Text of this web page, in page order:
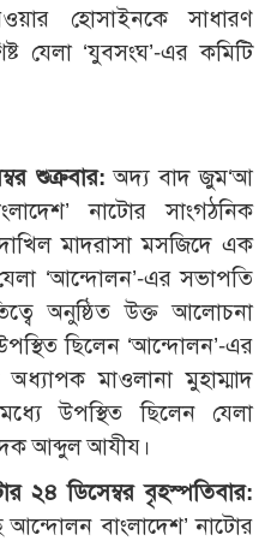
হোসাইনকে সাধারণ
যেলা ‘যুবসংঘ’-এর কমিটি
শুক্রবার: অদ্য বাদ জুম‘আ
নাটোর সাংগঠনিক
মাদরাসা মসজিদে এক
‘আন্দোলন’-এর সভাপতি
অনুষ্ঠিত উক্ত আলোচনা
ছিলেন ‘আন্দোলন’-এর
অধ্যাপক মাওলানা মুহাম্মাদ
উপস্থিত ছিলেন যেলা
আব্দুল আযীয।
২৪ ডিসেম্বর বৃহস্পতিবার:
বাংলাদেশ’ নাটোর